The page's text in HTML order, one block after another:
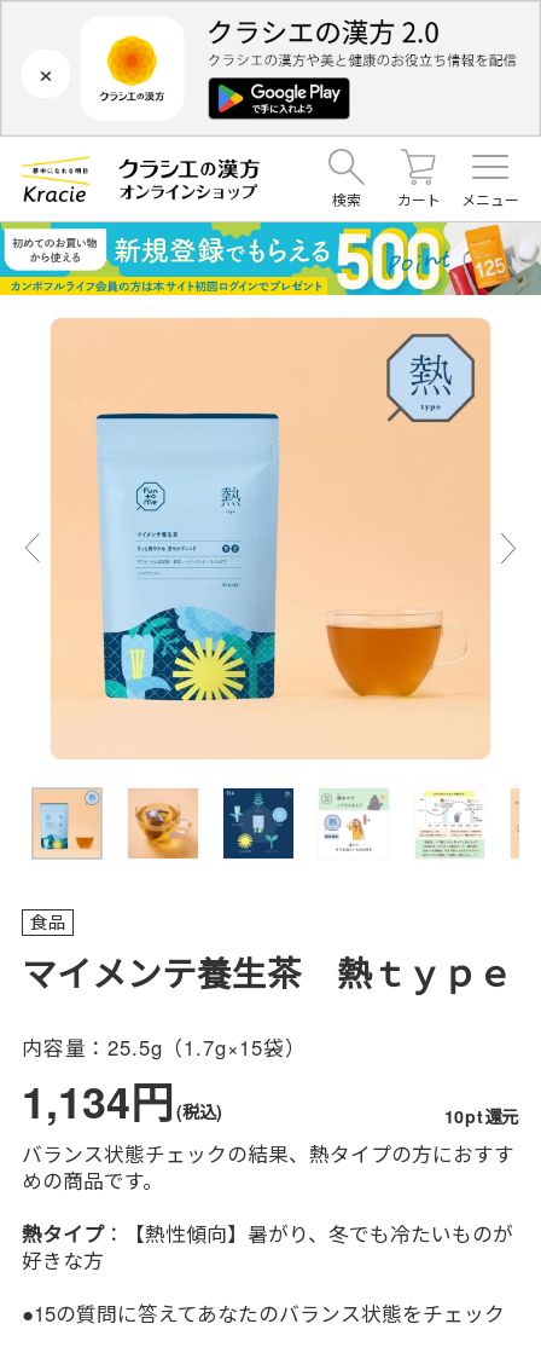
×
検索 カート メニュー
食品
マイメンテ養生茶 熱ｔｙｐｅ
内容量：25.5g（1.7g×15袋）
1,134円(税込) 10pt還元
バランス状態チェックの結果、熱タイプの方におすす
めの商品です。
熱タイプ：【熱性傾向】暑がり、冬でも冷たいものが
好きな方
●15の質問に答えてあなたのバランス状態をチェック